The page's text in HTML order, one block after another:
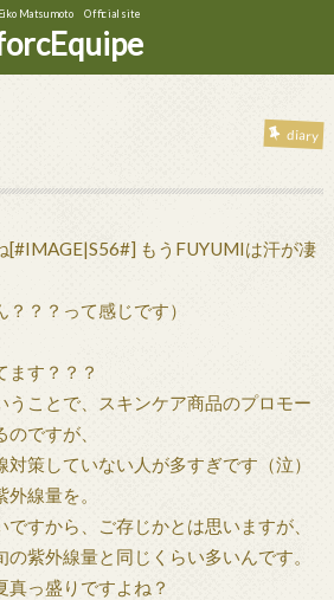
Eiko Matsumoto Official site
diary
[#IMAGE|S56#] もうFUYUMIは汗が凄
？？？って感じです）
ます？？？
うことで、スキンケア商品のプロモー
ですが、
策していない人が多すぎです（泣）
線量を。
すから、ご存じかとは思いますが、
紫外線量と同じくらい多いんです。
真っ盛りですよね？